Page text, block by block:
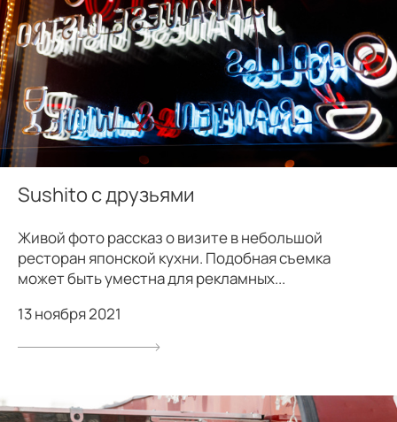
Sushito с друзьями
Живой фото рассказ о визите в небольшой
ресторан японской кухни. Подобная съемка
может быть уместна для рекламных...
13 ноября 2021